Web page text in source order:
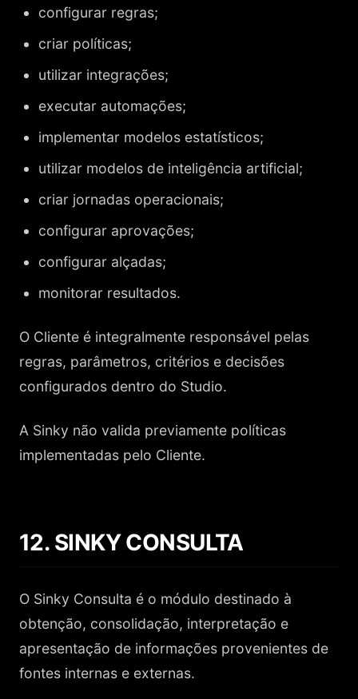
configurar regras;
criar políticas;
utilizar integrações;
executar automações;
implementar modelos estatísticos;
utilizar modelos de inteligência artificial;
criar jornadas operacionais;
configurar aprovações;
configurar alçadas;
monitorar resultados.
O Cliente é integralmente responsável pelas
regras, parâmetros, critérios e decisões
configurados dentro do Studio.
A Sinky não valida previamente políticas
implementadas pelo Cliente.
12. SINKY CONSULTA
O Sinky Consulta é o módulo destinado à
obtenção, consolidação, interpretação e
apresentação de informações provenientes de
fontes internas e externas.